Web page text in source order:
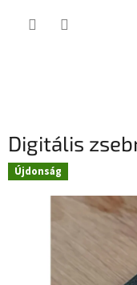
Digitális
Újdonság